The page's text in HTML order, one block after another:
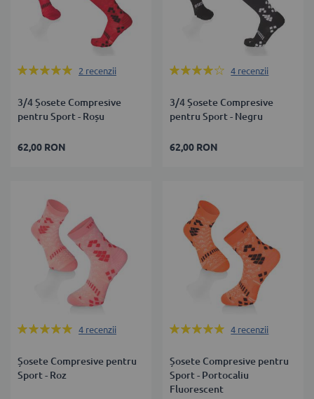
Rating:
2 recenzii
3/4 Șosete Compresive
pentru Sport - Roșu
62,00 RON
Rating:
4 recenzii
3/4 Șosete Compresive
pentru Sport - Negru
62,00 RON
Rating:
4 recenzii
Șosete Compresive pentru
Sport - Roz
Rating:
4 recenzii
Șosete Compresive pentru
Sport - Portocaliu
Fluorescent